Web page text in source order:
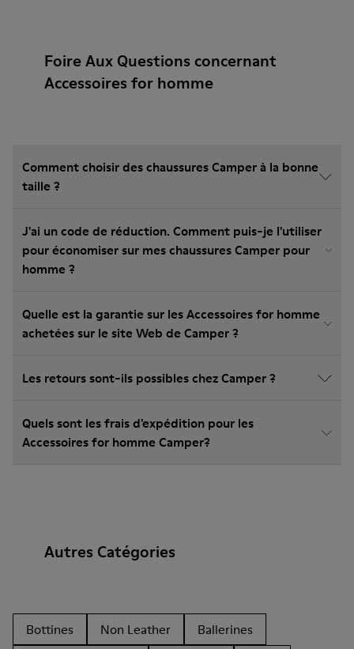
Foire Aux Questions concernant
Accessoires for homme
Comment choisir des chaussures Camper à la bonne
taille ?
J'ai un code de réduction. Comment puis-je l'utiliser
pour économiser sur mes chaussures Camper pour
homme ?
Quelle est la garantie sur les Accessoires for homme
achetées sur le site Web de Camper ?
Les retours sont-ils possibles chez Camper ?
Quels sont les frais d'expédition pour les
Accessoires for homme Camper?
Autres Catégories
Bottines Non Leather
Ballerines